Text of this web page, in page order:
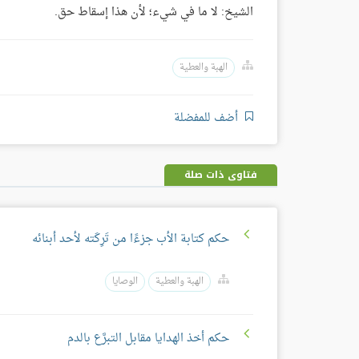
الشيخ: لا ما في شيء؛ لأن هذا إسقاط حق.
الهبة والعطية
أضف للمفضلة
فتاوى ذات صلة
حكم كتابة الأب جزءًا من تَرِكَته لأحد أبنائه
الهبة والعطية الوصايا
حكم أخذ الهدايا مقابل التبرَّع بالدم